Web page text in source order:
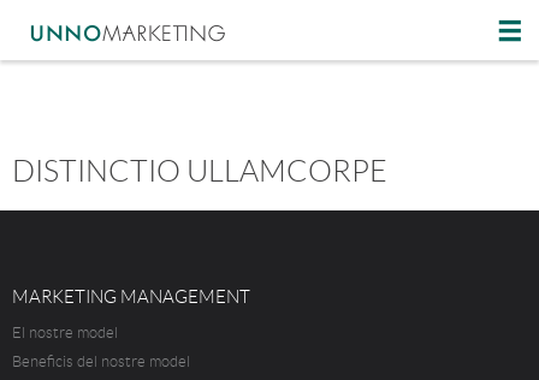
DISTINCTIO ULLAMCORPE
MARKETING MANAGEMENT
El nostre model
Beneficis del nostre model